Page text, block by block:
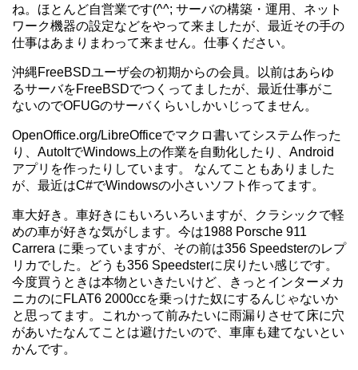
ね。ほとんど自営業です(^^; サーバの構築・運用、ネット
ワーク機器の設定などをやって来ましたが、最近その手の
仕事はあまりまわって来ません。仕事ください。
沖縄FreeBSDユーザ会の初期からの会員。以前はあらゆ
るサーバをFreeBSDでつくってましたが、最近仕事がこ
ないのでOFUGのサーバくらいしかいじってません。
OpenOffice.org/LibreOfficeでマクロ書いてシステム作った
り、AutoItでWindows上の作業を自動化したり、Android
アプリを作ったりしています。 なんてこともありました
が、最近はC#でWindowsの小さいソフト作ってます。
車大好き。車好きにもいろいろいますが、クラシックで軽
めの車が好きな気がします。今は1988 Porsche 911
Carrera に乗っていますが、その前は356 Speedsterのレプ
リカでした。どうも356 Speedsterに戻りたい感じです。
今度買うときは本物といきたいけど、きっとインターメカ
ニカのにFLAT6 2000ccを乗っけた奴にするんじゃないか
と思ってます。これかって前みたいに雨漏りさせて床に穴
があいたなんてことは避けたいので、車庫も建てないとい
かんです。